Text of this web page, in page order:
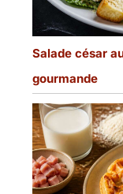
Salade césar
gourmande